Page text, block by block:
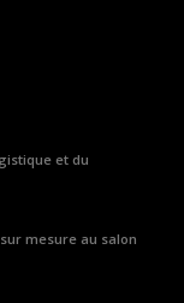
et du
mesure au salon